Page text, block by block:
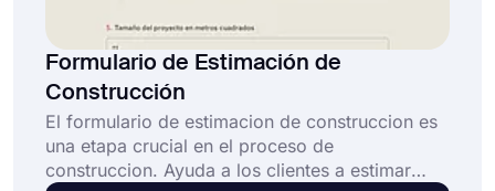
Formulario de Estimación de
Construcción
El formulario de estimacion de construccion es
una etapa crucial en el proceso de
construccion. Ayuda a los clientes a estimar